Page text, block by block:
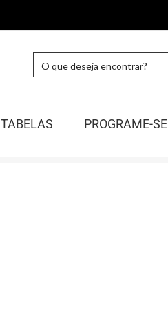
TABELAS PROGRAME-SE